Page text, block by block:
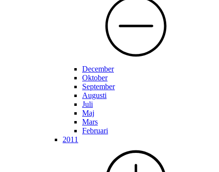
December
Oktober
September
Augusti
Juli
Maj
Mars
Februari
2011